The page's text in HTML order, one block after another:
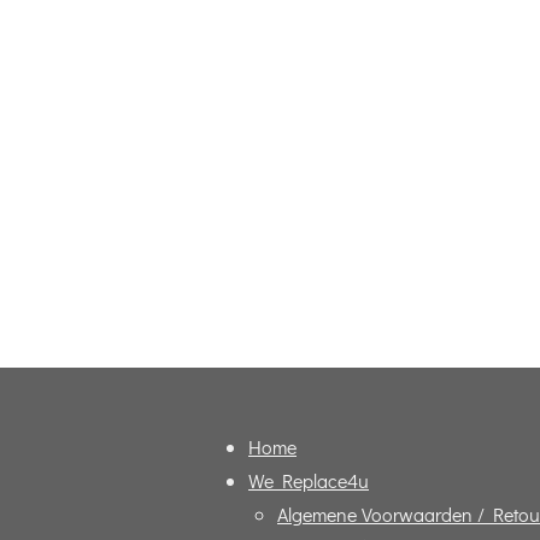
Home
We Replace4u
Algemene Voorwaarden /